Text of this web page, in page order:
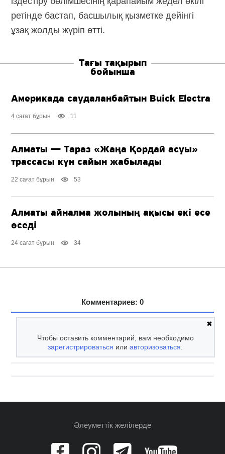
ретінде бастап, басшылық қызметке дейінгі
ұзақ жолды жүріп өтті.
Тағы тақырып
бойынша
Америкада саудаланбайтын Buick Electra
4 сағат бұрын 11
Алматы — Тараз «Жаңа Қордай асуы»
трассасы күн сайын жабылады
22 сағат бұрын 53
Алматы айналма жолының ақысы екі есе
өседі
24 сағат бұрын 34
Комментариев: 0
✖
Чтобы оставить комментарий, вам необходимо
зарегистрироваться илиавторизоваться.
Әлеуметтік желілерде